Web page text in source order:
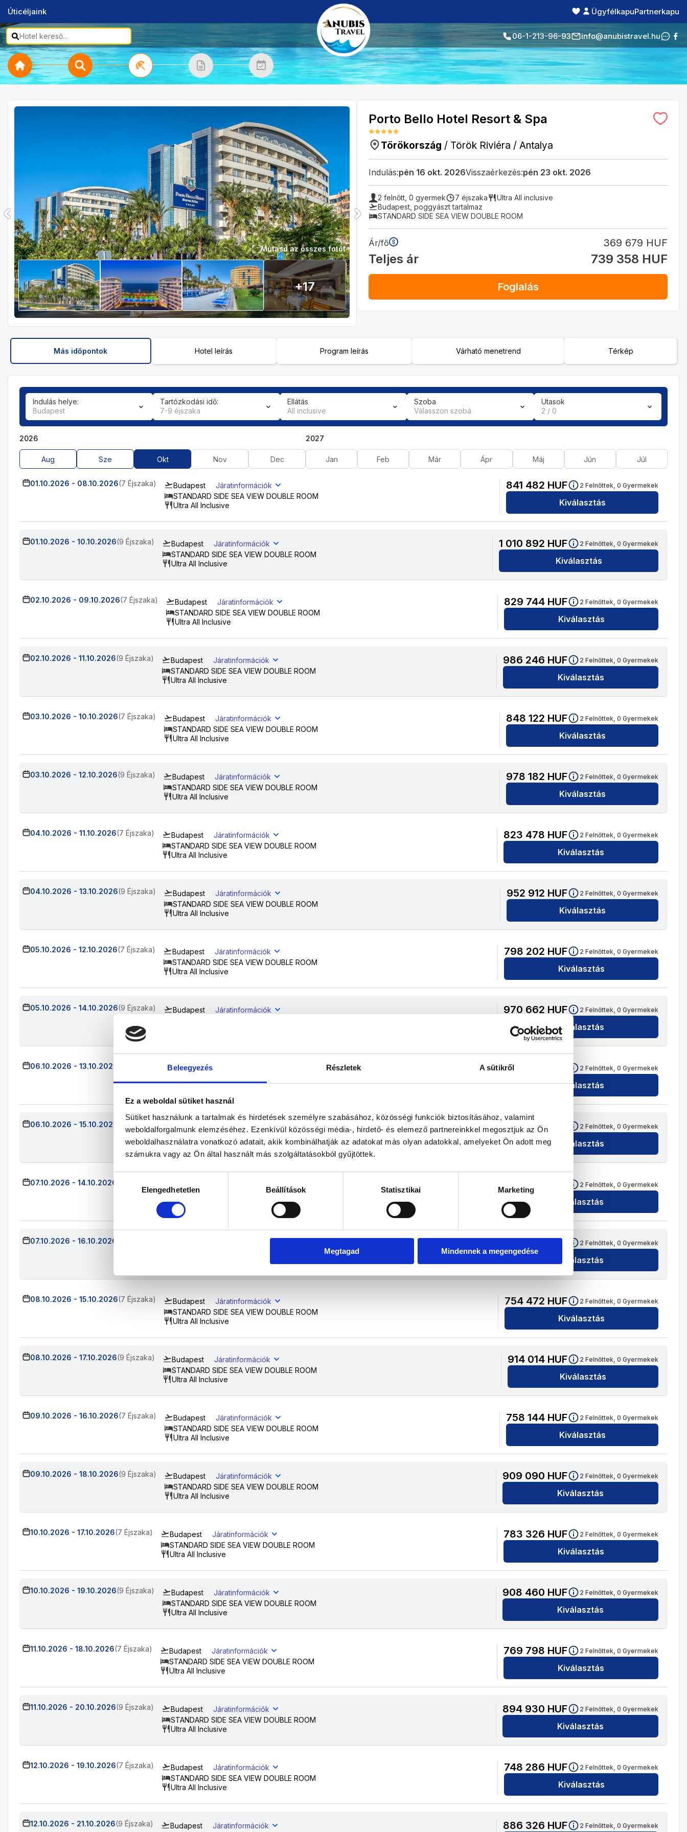
Beleegyezés Részletek A sütikről
Ez a weboldal sütiket használ
Sütiket használunk a tartalmak és hirdetések személyre szabásához, közösségi funkciók biztosításához, valamint
weboldalforgalmunk elemzéséhez. Ezenkívül közösségi média-, hirdető- és elemező partnereinkkel megosztjuk az Ön
weboldalhasználatra vonatkozó adatait, akik kombinálhatják az adatokat más olyan adatokkal, amelyeket Ön adott meg
számukra vagy az Ön által használt más szolgáltatásokból gyűjtöttek.
kiválasztásaElengedhetetlen Beállítások Statisztikai Marketing
Megtagad Mindennek a megengedése
Úticéljaink ÜgyfélkapuPartnerkapu
06-1-213-96-93 info@anubistravel.hu
Mutasd az összes fotót
+17
Porto Bello Hotel Resort & Spa
Törökország / Török Riviéra / Antalya
Indulás:pén 16 okt. 2026Visszaérkezés:pén 23 okt. 2026
2 felnőtt,0 gyermek 7 éjszaka
Ultra All inclusive
Budapest poggyászt tartalmaz
STANDARD SIDE SEA VIEW DOUBLE ROOM
Ár/fő 369 679 HUF
Teljes ár 739 358 HUF
Foglalás
Más időpontok Hotel leírás Program leírás Várható menetrend Térkép
Indulás helye:
Budapest
Tartózkodási idő:
7-9 éjszaka
Ellátás
All inclusive
Szoba
Válasszon szobá
Utasok
2 / 0
2026
Aug Sze Okt Nov Dec
2027
Jan Feb Már Ápr Máj Jún Júl
01.10.2026 - 08.10.2026(7 Éjszaka) Budapest
Járatinformációk
STANDARD SIDE SEA VIEW DOUBLE ROOM
Ultra All Inclusive
841 482 HUF 2 Felnőttek, 0 Gyermekek
Kiválasztás
01.10.2026 - 10.10.2026(9 Éjszaka) Budapest
Járatinformációk
STANDARD SIDE SEA VIEW DOUBLE ROOM
Ultra All Inclusive
1 010 892 HUF 2 Felnőttek, 0 Gyermekek
Kiválasztás
02.10.2026 - 09.10.2026(7 Éjszaka) Budapest
Járatinformációk
STANDARD SIDE SEA VIEW DOUBLE ROOM
Ultra All Inclusive
829 744 HUF 2 Felnőttek, 0 Gyermekek
Kiválasztás
02.10.2026 - 11.10.2026(9 Éjszaka) Budapest
Járatinformációk
STANDARD SIDE SEA VIEW DOUBLE ROOM
Ultra All Inclusive
986 246 HUF 2 Felnőttek, 0 Gyermekek
Kiválasztás
03.10.2026 - 10.10.2026(7 Éjszaka) Budapest
Járatinformációk
STANDARD SIDE SEA VIEW DOUBLE ROOM
Ultra All Inclusive
848 122 HUF 2 Felnőttek, 0 Gyermekek
Kiválasztás
03.10.2026 - 12.10.2026(9 Éjszaka) Budapest
Járatinformációk
STANDARD SIDE SEA VIEW DOUBLE ROOM
Ultra All Inclusive
978 182 HUF 2 Felnőttek, 0 Gyermekek
Kiválasztás
04.10.2026 - 11.10.2026(7 Éjszaka) Budapest
Járatinformációk
STANDARD SIDE SEA VIEW DOUBLE ROOM
Ultra All Inclusive
823 478 HUF 2 Felnőttek, 0 Gyermekek
Kiválasztás
04.10.2026 - 13.10.2026(9 Éjszaka) Budapest
Járatinformációk
STANDARD SIDE SEA VIEW DOUBLE ROOM
Ultra All Inclusive
952 912 HUF 2 Felnőttek, 0 Gyermekek
Kiválasztás
05.10.2026 - 12.10.2026(7 Éjszaka) Budapest
Járatinformációk
STANDARD SIDE SEA VIEW DOUBLE ROOM
Ultra All Inclusive
798 202 HUF 2 Felnőttek, 0 Gyermekek
Kiválasztás
05.10.2026 - 14.10.2026(9 Éjszaka) Budapest
Járatinformációk
970 662 HUF 2 Felnőttek, 0 Gyermekek
Kiválasztás
06.10.2026 - 13.10.2026 Budapest 764 330 2 Felnőttek, 0 Gyermekek
Kiválasztás
06.10.2026 - 15.10.2026 Budapest
Járatinformációk
STANDARD SIDE SEA VIEW DOUBLE ROOM
Ultra All Inclusive
902 370HUF 2 Felnőttek, 0 Gyermekek
Kiválasztás
07.10.2026 - 14.10.2026
STANDARD SIDE SEA VIEW DOUBLE ROOM
Ultra All Inclusive
836 840 2 Felnőttek, 0 Gyermekek
Kiválasztás
07.10.2026 - 16.10.2026 HUF 2 Felnőttek, 0 Gyermekek
Kiválasztás
08.10.2026 - 15.10.2026(7 Éjszaka) Budapest
Járatinformációk
STANDARD SIDE SEA VIEW DOUBLE ROOM
Ultra All Inclusive
754 472 HUF 2 Felnőttek, 0 Gyermekek
Kiválasztás
08.10.2026 - 17.10.2026(9 Éjszaka) Budapest
Járatinformációk
STANDARD SIDE SEA VIEW DOUBLE ROOM
Ultra All Inclusive
914 014 HUF 2 Felnőttek, 0 Gyermekek
Kiválasztás
09.10.2026 - 16.10.2026(7 Éjszaka) Budapest
Járatinformációk
STANDARD SIDE SEA VIEW DOUBLE ROOM
Ultra All Inclusive
758 144 HUF 2 Felnőttek, 0 Gyermekek
Kiválasztás
09.10.2026 - 18.10.2026(9 Éjszaka) Budapest
Járatinformációk
STANDARD SIDE SEA VIEW DOUBLE ROOM
Ultra All Inclusive
909 090 HUF 2 Felnőttek, 0 Gyermekek
Kiválasztás
10.10.2026 - 17.10.2026(7 Éjszaka) Budapest
Járatinformációk
STANDARD SIDE SEA VIEW DOUBLE ROOM
Ultra All Inclusive
783 326 HUF 2 Felnőttek, 0 Gyermekek
Kiválasztás
10.10.2026 - 19.10.2026(9 Éjszaka) Budapest
Járatinformációk
STANDARD SIDE SEA VIEW DOUBLE ROOM
Ultra All Inclusive
908 460 HUF 2 Felnőttek, 0 Gyermekek
Kiválasztás
11.10.2026 - 18.10.2026(7 Éjszaka) Budapest
Járatinformációk
STANDARD SIDE SEA VIEW DOUBLE ROOM
Ultra All Inclusive
769 798 HUF 2 Felnőttek, 0 Gyermekek
Kiválasztás
11.10.2026 - 20.10.2026(9 Éjszaka) Budapest
Járatinformációk
STANDARD SIDE SEA VIEW DOUBLE ROOM
Ultra All Inclusive
894 930 HUF 2 Felnőttek, 0 Gyermekek
Kiválasztás
12.10.2026 - 19.10.2026(7 Éjszaka) Budapest
Járatinformációk
STANDARD SIDE SEA VIEW DOUBLE ROOM
Ultra All Inclusive
748 286 HUF 2 Felnőttek, 0 Gyermekek
Kiválasztás
12.10.2026 - 21.10.2026(9 Éjszaka) Budapest
Járatinformációk
886 326 HUF 2 Felnőttek, 0 Gyermekek